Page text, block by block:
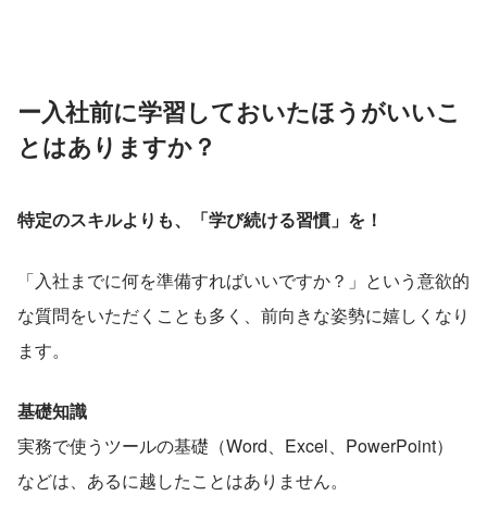
ー入社前に学習しておいたほうがいいこ
とはありますか？
特定のスキルよりも、「学び続ける習慣」を！
「入社までに何を準備すればいいですか？」という意欲的
な質問をいただくことも多く、前向きな姿勢に嬉しくなり
ます。
基礎知識
実務で使うツールの基礎（Word、Excel、PowerPoint）
などは、あるに越したことはありません。